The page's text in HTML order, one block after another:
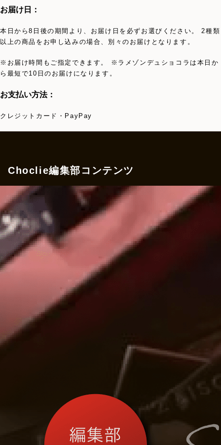
お届け日：
本日から8日後の期間より、お届け日を必ずお選びください。 2種類
以上の商品をお申し込みの場合、別々のお届けとなります。
※お届け時間もご指定できます。 ※ラメゾンデュショコラは本日か
ら最短で10日のお届けになります。
お支払い方法：
クレジットカード・PayPay
Choclie編集部コンテンツ